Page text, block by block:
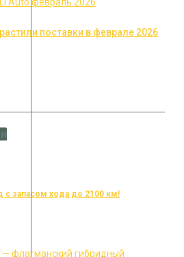
поставки в феврале 2026
с запасом хода до 2100 км!